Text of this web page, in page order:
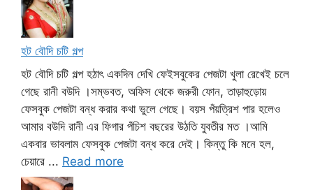
হট বৌদি চটি গল্প
হট বৌদি চটি গল্প হঠাৎ একদিন দেখি ফেইসবুকের পেজটা খুলা রেখেই চলে
গেছে রানী বউদি ।সম্ভবত, অফিস থেকে জরুরী ফোন, তাড়াহুড়োয়
ফেসবুক পেজটা বন্ধ করার কথা ভুলে গেছে। বয়স পঁয়ত্রিশ পার হলেও
আমার বউদি রানী এর ফিগার পঁচিশ বছরের উঠতি যুবতীর মত ।আমি
একবার ভাবলাম ফেসবুক পেজটা বন্ধ করে দেই। কিন্তু কি মনে হল,
চেয়ারে ... Read more